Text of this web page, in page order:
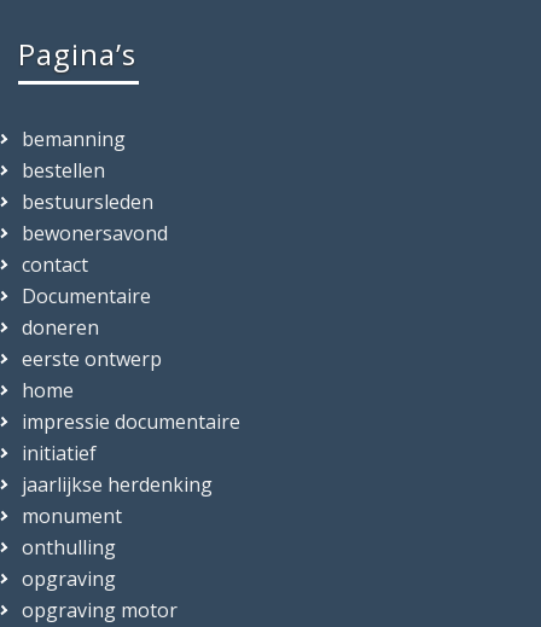
Pagina’s
bemanning
bestellen
bestuursleden
bewonersavond
contact
Documentaire
doneren
eerste ontwerp
home
impressie documentaire
initiatief
jaarlijkse herdenking
monument
onthulling
opgraving
opgraving motor